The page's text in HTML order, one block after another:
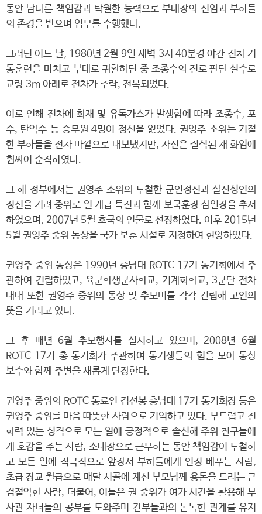
동안 남다른 책임감과 탁월한 능력으로 부대장의 신임과 부하들
의 존경을 받으며 임무를 수행했다.
그러던 어느 날, 1980년 2월 9일 새벽 3시 40분경 야간 전차 기
동훈련을 마치고 부대로 귀환하던 중 조종수의 진로 판단 실수로
교량 3m 아래로 전차가 추락, 전복되었다.
이로 인해 전차에 화재 및 유독가스가 발생함에 따라 조종수, 포
수, 탄약수 등 승무원 4명이 정신을 잃었다. 권영주 소위는 기절
한 부하들을 전차 바깥으로 내보냈지만, 자신은 질식된 채 화염에
휩싸여 순직하였다.
그 해 정부에서는 권영주 소위의 투철한 군인정신과 살신성인의
정신을 기려 중위로 일 계급 특진과 함께 보국훈장 삼일장을 추서
하였으며, 2007년 5월 호국의 인물로 선정하였다. 이후 2015년
5월 권영주 중위 동상을 국가 보훈 시설로 지정하여 현양하였다.
권영주 중위 동상은 1990년 충남대 ROTC 17기 동기회에서 주
관하여 건립하였고, 육군학생군사학교, 기계화학교, 3군단 전차
대대 또한 권영주 중위의 동상 및 추모비를 각각 건립해 고인의
뜻을 기리고 있다.
그 후 매년 6월 추모행사를 실시하고 있으며, 2008년 6월
ROTC 17기 총 동기회가 주관하여 동기생들의 힘을 모아 동상
보수와 함께 주변을 새롭게 단장한다.
권영주 중위의 ROTC 동료인 김선봉 충남대 17기 동기회장 등은
권영주 중위를 마음 따뜻한 사람으로 기억하고 있다. 부드럽고 친
화력 있는 성격으로 모든 일에 긍정적으로 솔선해 주위 친구들에
게 호감을 주는 사람, 소대장으로 근무하는 동안 책임감이 투철하
고 모든 일에 적극적으로 앞장서 부하들에게 인정 베푸는 사람,
초급 장교 월급으로 매달 시골에 계신 부모님께 용돈을 드리는 근
검절약한 사람, 더불어, 이들은 권 중위가 여가 시간을 활용해 부
사관 자녀들의 공부를 도와주며 간부들과의 돈독한 관계를 유지